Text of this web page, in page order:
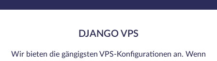
DJANGO VPS
Wir bieten die gängigsten VPS-Konfigurationen an. Wenn